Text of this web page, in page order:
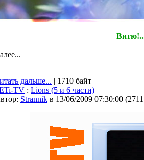
дальше... | 1710 байт
TV : Lions (5 и 6 части)
Strannik в 13/06/2009 07:30:00 (